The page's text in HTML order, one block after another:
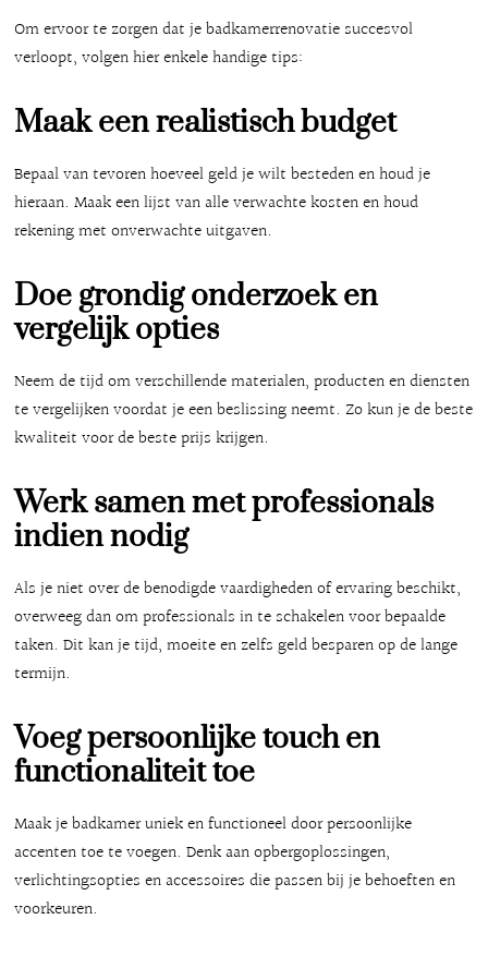
Om ervoor te zorgen dat je badkamerrenovatie succesvol
verloopt, volgen hier enkele handige tips:
Maak een realistisch budget
Bepaal van tevoren hoeveel geld je wilt besteden en houd je
hieraan. Maak een lijst van alle verwachte kosten en houd
rekening met onverwachte uitgaven.
Doe grondig onderzoek en
vergelijk opties
Neem de tijd om verschillende materialen, producten en diensten
te vergelijken voordat je een beslissing neemt. Zo kun je de beste
kwaliteit voor de beste prijs krijgen.
Werk samen met professionals
indien nodig
Als je niet over de benodigde vaardigheden of ervaring beschikt,
overweeg dan om professionals in te schakelen voor bepaalde
taken. Dit kan je tijd, moeite en zelfs geld besparen op de lange
termijn.
Voeg persoonlijke touch en
functionaliteit toe
Maak je badkamer uniek en functioneel door persoonlijke
accenten toe te voegen. Denk aan opbergoplossingen,
verlichtingsopties en accessoires die passen bij je behoeften en
voorkeuren.